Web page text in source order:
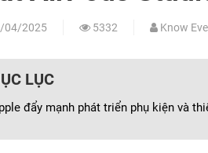
04/2025 5332 Know
LỤC
đẩy mạnh phát triển phụ kiện và